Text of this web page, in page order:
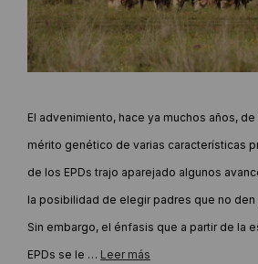
El advenimiento, hace ya muchos años,
mérito genético de varias características
de los EPDs trajo aparejado algunos
la posibilidad de elegir padres que no
Sin embargo, el énfasis que a partir de la
EPDs se le … Leer más